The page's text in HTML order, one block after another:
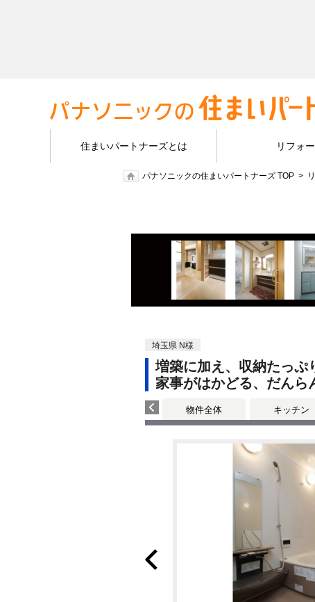
住まいパートナーズとは リフォ
パナソニックの住まいパートナーズ TOP
埼玉県 N様
増築に加え、収納たっぷ
家事がはかどる、だんら
物件全体 キッチン